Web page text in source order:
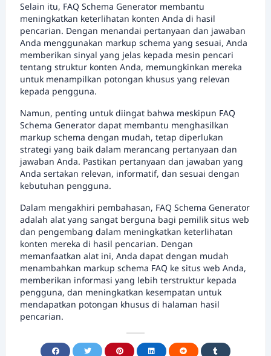
Selain itu, FAQ Schema Generator membantu
meningkatkan keterlihatan konten Anda di hasil
pencarian. Dengan menandai pertanyaan dan jawaban
Anda menggunakan markup schema yang sesuai, Anda
memberikan sinyal yang jelas kepada mesin pencari
tentang struktur konten Anda, memungkinkan mereka
untuk menampilkan potongan khusus yang relevan
kepada pengguna.
Namun, penting untuk diingat bahwa meskipun FAQ
Schema Generator dapat membantu menghasilkan
markup schema dengan mudah, tetap diperlukan
strategi yang baik dalam merancang pertanyaan dan
jawaban Anda. Pastikan pertanyaan dan jawaban yang
Anda sertakan relevan, informatif, dan sesuai dengan
kebutuhan pengguna.
Dalam mengakhiri pembahasan, FAQ Schema Generator
adalah alat yang sangat berguna bagi pemilik situs web
dan pengembang dalam meningkatkan keterlihatan
konten mereka di hasil pencarian. Dengan
memanfaatkan alat ini, Anda dapat dengan mudah
menambahkan markup schema FAQ ke situs web Anda,
memberikan informasi yang lebih terstruktur kepada
pengguna, dan meningkatkan kesempatan untuk
mendapatkan potongan khusus di halaman hasil
pencarian.